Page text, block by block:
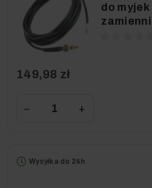
do
149,98 zł
− +
Wysyłka do 24h